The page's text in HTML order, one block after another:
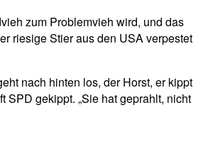
zum Problemvieh wird, und das
riesige Stier aus den USA verpestet
nach hinten los, der Horst, er kippt
gekippt. „Sie hat geprahlt, nicht